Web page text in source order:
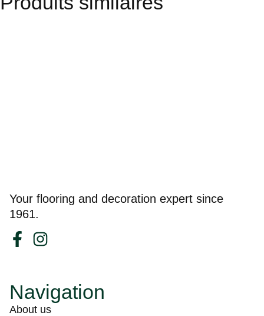
Your flooring and decoration expert since
1961.
Navigation
About us